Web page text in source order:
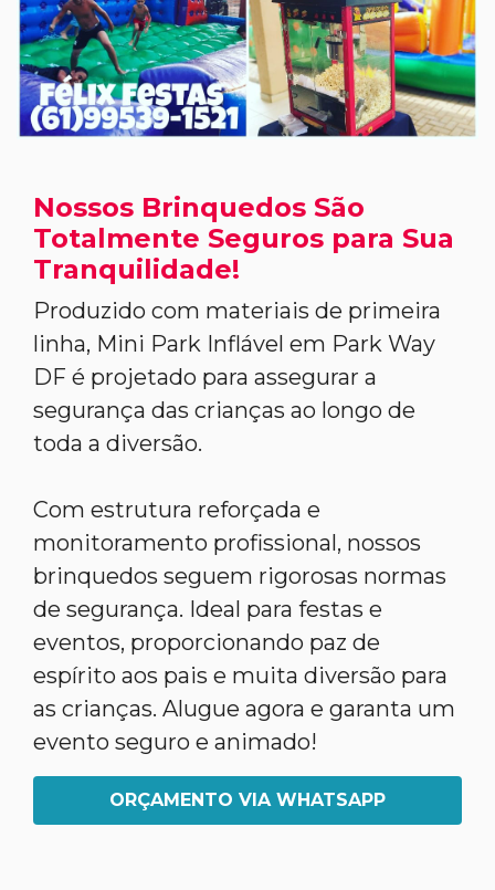
Nossos Brinquedos São
Totalmente Seguros para Sua
Tranquilidade!
Produzido com materiais de primeira
linha, Mini Park Inflável em Park Way
DF é projetado para assegurar a
segurança das crianças ao longo de
toda a diversão.
Com estrutura reforçada e
monitoramento profissional, nossos
brinquedos seguem rigorosas normas
de segurança. Ideal para festas e
eventos, proporcionando paz de
espírito aos pais e muita diversão para
as crianças. Alugue agora e garanta um
evento seguro e animado!
ORÇAMENTO VIA WHATSAPP